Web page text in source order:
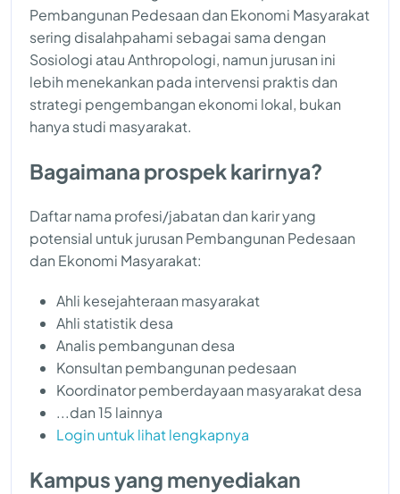
Pembangunan Pedesaan dan Ekonomi Masyarakat
sering disalahpahami sebagai sama dengan
Sosiologi atau Anthropologi, namun jurusan ini
lebih menekankan pada intervensi praktis dan
strategi pengembangan ekonomi lokal, bukan
hanya studi masyarakat.
Bagaimana prospek karirnya?
Daftar nama profesi/jabatan dan karir yang
potensial untuk jurusan Pembangunan Pedesaan
dan Ekonomi Masyarakat:
Ahli kesejahteraan masyarakat
Ahli statistik desa
Analis pembangunan desa
Konsultan pembangunan pedesaan
Koordinator pemberdayaan masyarakat desa
...dan 15 lainnya
Login untuk lihat lengkapnya
Kampus yang menyediakan